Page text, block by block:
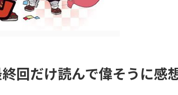
回だけ読んで偉そうに感